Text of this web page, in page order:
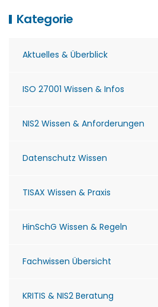
Kategorie
Aktuelles & Überblick
ISO 27001 Wissen & Infos
NIS2 Wissen & Anforderungen
Datenschutz Wissen
TISAX Wissen & Praxis
HinSchG Wissen & Regeln
Fachwissen Übersicht
KRITIS & NIS2 Beratung